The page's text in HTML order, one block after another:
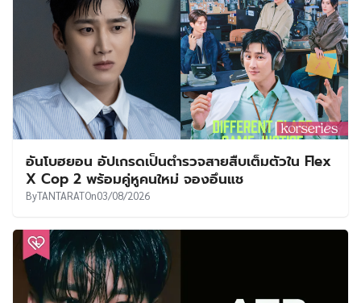
อันโบฮยอน อัปเกรดเป็นตำรวจสายสืบเต็มตัวใน Flex
X Cop 2 พร้อมคู่หูคนใหม่ จองอึนแช
ByTANTARATOn03/08/2026